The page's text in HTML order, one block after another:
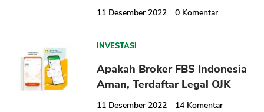
11 Desember 2022 0 Komentar
INVESTASI
Apakah Broker FBS Indonesia
Aman, Terdaftar Legal OJK
11 Desember 2022 14 Komentar